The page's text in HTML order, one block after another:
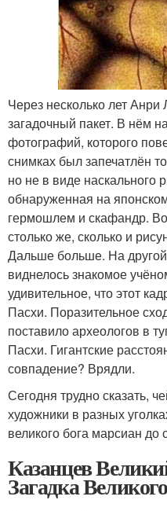
Через несколько лет Анри
загадочный пакет. В нём
фотографий, которого
снимках был запечатлён
но не в виде наскального
обнаруженная на
гермошлем и скафандр.
столько же, сколько и
Дальше больше. На
виднелось знакомое
удивительное, что этот
Пасхи. Поразительное
поставило археологов в
Пасхи. Гигантские
совпадение? Врядли.
Сегодня трудно сказать,
художники в разных
великого бога марсиан до
Казанцев
Загадка